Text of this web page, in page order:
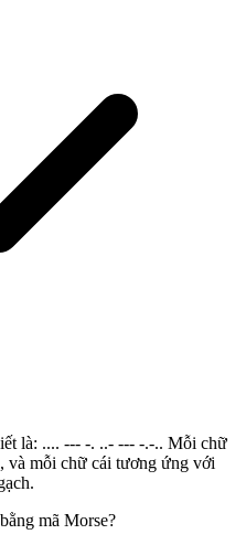
là: .... --- -. ..- --- -.-.. Mỗi chữ
và mỗi chữ cái tương ứng với
mã Morse?